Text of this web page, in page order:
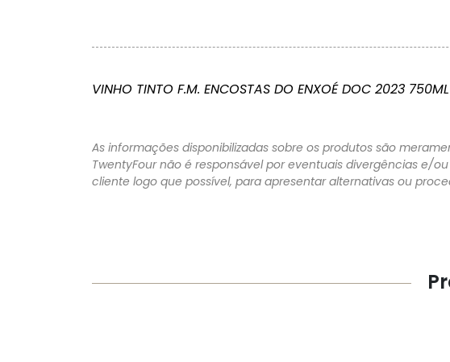
VINHO TINTO F.M. ENCOSTAS DO ENXOÉ DOC 2023 750ML
As informações disponibilizadas sobre os produtos são
TwentyFour não é responsável por eventuais divergências e/
cliente logo que possível, para apresentar alternativas ou